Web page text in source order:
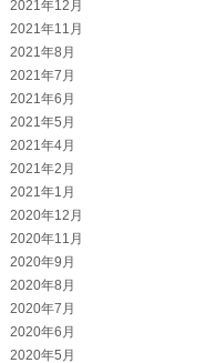
2021年12月
2021年11月
2021年8月
2021年7月
2021年6月
2021年5月
2021年4月
2021年2月
2021年1月
2020年12月
2020年11月
2020年9月
2020年8月
2020年7月
2020年6月
2020年5月